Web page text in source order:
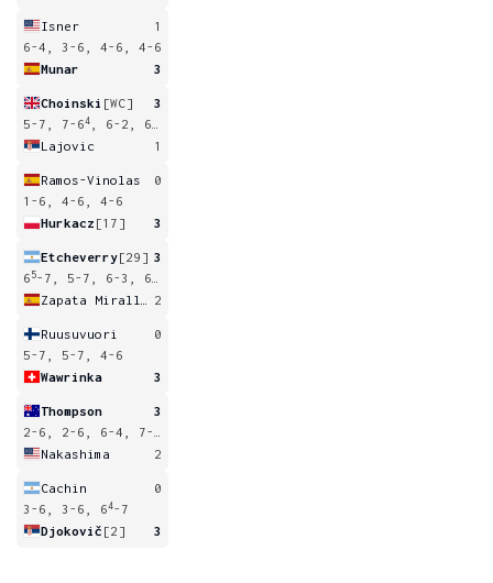
Isner
1
6-4, 3-6, 4-6, 4-6
Munar
3
Choinski [WC]
3
5-7, 7-64
, 6-2, 6-2
Lajovic
1
Ramos-Vinolas
0
1-6, 4-6, 4-6
Hurkacz [17] 3
Etcheverry[29] 3
6 5-7, 5-7, 6-3, 6-4, 7-5
2
Ruusuvuori
0
5-7, 5-7, 4-6
Wawrinka
3
Thompson
3
Nakashima
2
Cachin
0
3-6, 3-6, 64-7
Djokovič [2] 3